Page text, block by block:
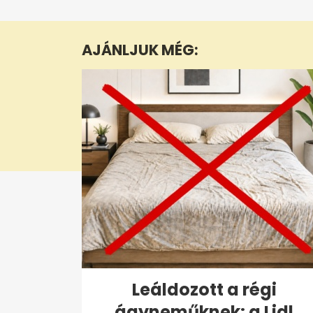
4
25
secondsVolume
0%
AJÁNLJUK MÉG:
Leáldozott a régi